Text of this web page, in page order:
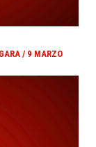
/ 9 MARZO